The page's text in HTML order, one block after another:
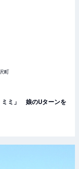
町
ミミ」 娘のUターンを